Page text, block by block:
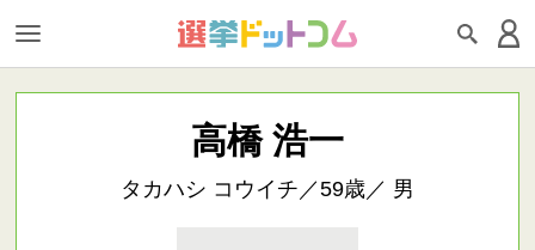
高橋 浩一
タカハシ コウイチ／59歳／ 男